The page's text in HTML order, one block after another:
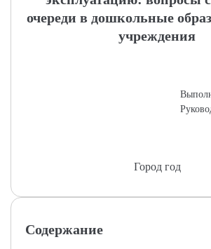
очереди в дошкольные
учреждения
Город год
Содержание